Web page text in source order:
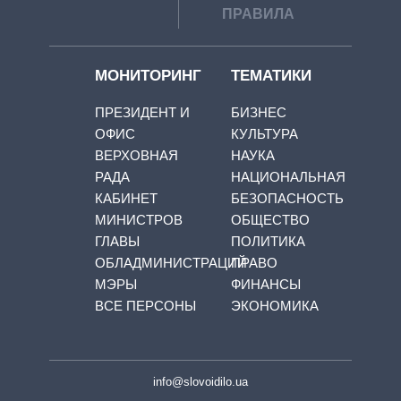
ПРАВИЛА
МОНИТОРИНГ
ПРЕЗИДЕНТ И
ОФИС
ВЕРХОВНАЯ
РАДА
КАБИНЕТ
МИНИСТРОВ
ГЛАВЫ
ОБЛАДМИНИСТРАЦИЙ
МЭРЫ
ВСЕ ПЕРСОНЫ
ТЕМАТИКИ
БИЗНЕС
КУЛЬТУРА
НАУКА
НАЦИОНАЛЬНАЯ
БЕЗОПАСНОСТЬ
ОБЩЕСТВО
ПОЛИТИКА
ПРАВО
ФИНАНСЫ
ЭКОНОМИКА
info@slovoidilo.ua